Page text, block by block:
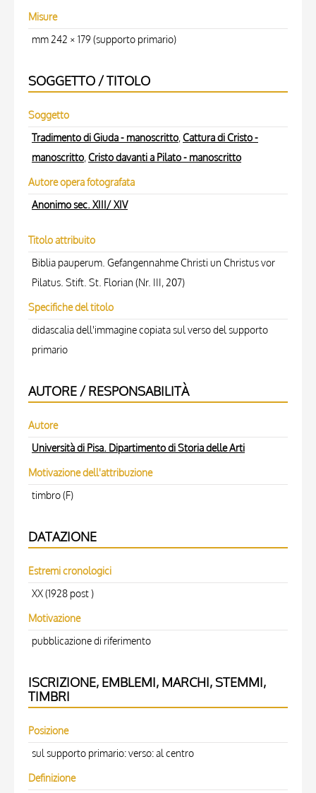
Misure
mm 242 × 179 (supporto primario)
SOGGETTO / TITOLO
Soggetto
Tradimento di Giuda - manoscritto,Cattura di Cristo -
manoscritto,Cristo davanti a Pilato - manoscritto
Autore opera fotografata
Anonimo sec. XIII/ XIV
Titolo attribuito
Biblia pauperum. Gefangennahme Christi un Christus vor
Pilatus. Stift. St. Florian (Nr. III, 207)
Specifiche del titolo
didascalia dell'immagine copiata sul verso del supporto
primario
AUTORE / RESPONSABILITÀ
Autore
Università di Pisa. Dipartimento di Storia delle Arti
Motivazione dell'attribuzione
timbro (F)
DATAZIONE
Estremi cronologici
XX (1928 post )
Motivazione
pubblicazione di riferimento
ISCRIZIONE, EMBLEMI, MARCHI, STEMMI,
TIMBRI
Posizione
sul supporto primario: verso: al centro
Definizione